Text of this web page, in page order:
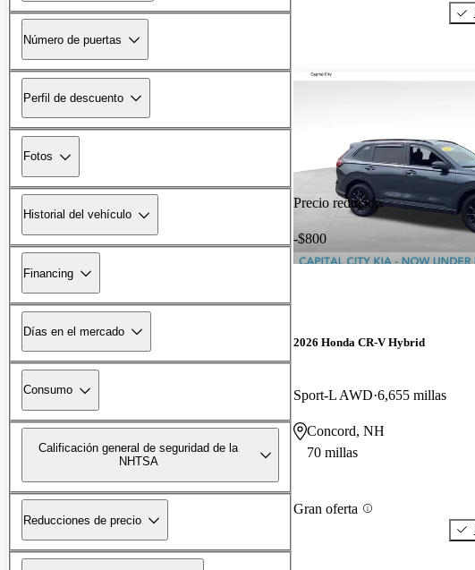
Número de puertas
Perfil de descuento
Fotos
Historial del vehículo
Financing
Días en el mercado
Consumo
Calificación general de seguridad de la
NHTSA
Reducciones de precio
Precio reducido
-$800
2026 Honda CR-V Hybrid
Sport-L AWD 6,655 millas
Concord, NH
70 millas
Gran oferta